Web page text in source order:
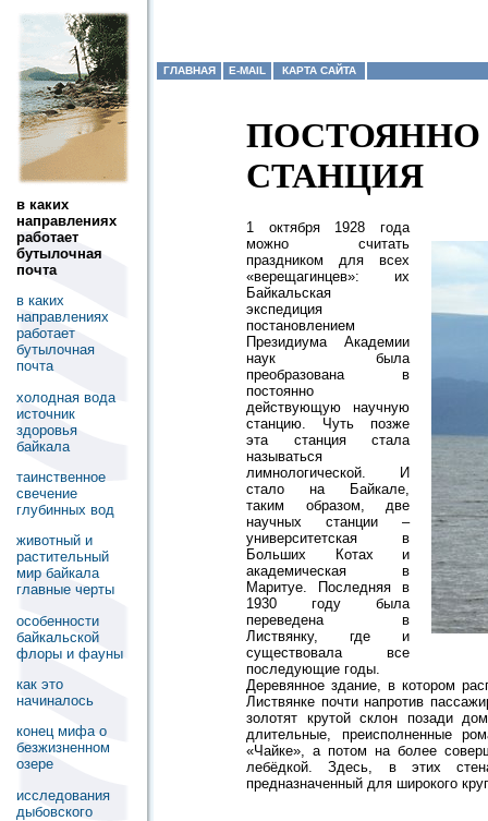
в каких
направлениях
работает
бутылочная
почта
в каких
направлениях
работает
бутылочная
почта
холодная вода
источник
здоровья
байкала
таинственное
свечение
глубинных вод
животный и
растительный
мир байкала
главные черты
особенности
байкальской
флоры и фауны
как это
начиналось
конец мифа о
безжизненном
озере
исследования
дыбовского
ГЛАВНАЯ E-MAIL КАРТА САЙТА
СТАНЦИЯ
1 октября 1928 года
можно считать
праздником для всех
«верещагинцев»: их
Байкальская
экспедиция
постановлением
Президиума Академии
наук была
преобразована в
постоянно
действующую научную
станцию. Чуть позже
эта станция стала
называться
лимнологической. И
стало на Байкале,
таким образом, две
научных станции –
университетская в
Больших Котах и
академическая в
Маритуе. Последняя в
1930 году была
переведена в
Листвянку, где и
существовала все
последующие годы.
Деревянное здание, в котором
Листвянке почти напротив
золотят крутой склон позади
длительные, преисполненные
«Чайке», а потом на более
лебёдкой. Здесь, в этих
предназначенный для широкого